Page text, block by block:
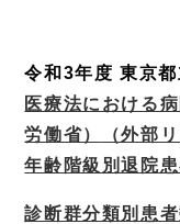
令和3年度 東京
医療法における
労働省）
（外部
年齢階級別退院
診断群分類別患